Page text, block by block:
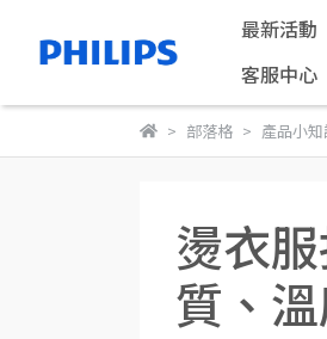
最新活動
客服中心
部落格 產品小
燙衣
質、